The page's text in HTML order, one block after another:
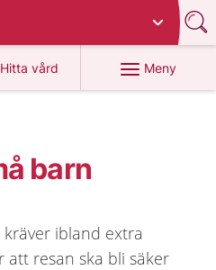
Hitta vård
på 1177.se
Meny
barn
ibland extra
resan ska bli säker